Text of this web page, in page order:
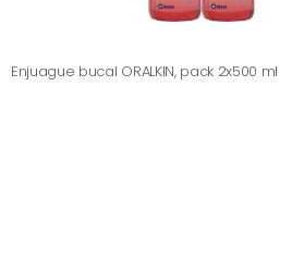
Enjuague bucal ORALKIN, pack 2x500 ml